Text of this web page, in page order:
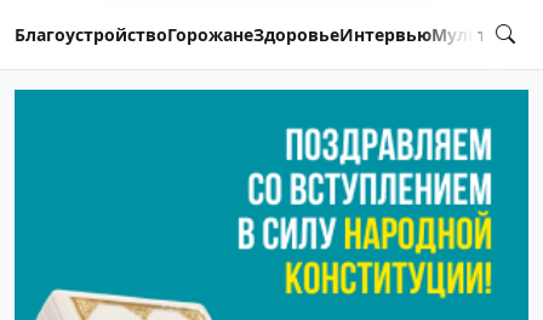
БлагоустройствоГорожанеЗдоровьеИнтервью